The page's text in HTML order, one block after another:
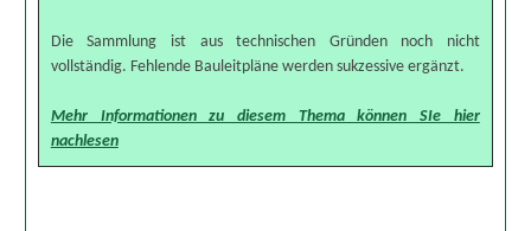
Die Sammlung ist aus technischen Gründen noch nicht
vollständig. Fehlende Bauleitpläne werden sukzessive ergänzt.
Mehr Informationen zu diesem Thema können SIe hier
nachlesen